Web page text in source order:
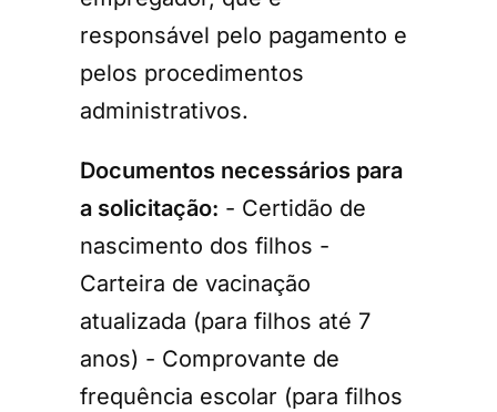
responsável pelo pagamento e
pelos procedimentos
administrativos.
Documentos necessários para
a solicitação: - Certidão de
nascimento dos filhos -
Carteira de vacinação
atualizada (para filhos até 7
anos) - Comprovante de
frequência escolar (para filhos